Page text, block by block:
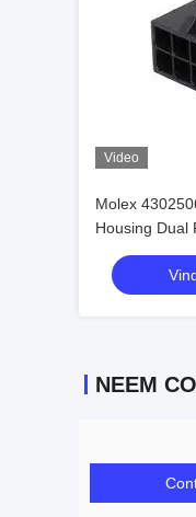
Video
Molex
Housing Dual
mm In